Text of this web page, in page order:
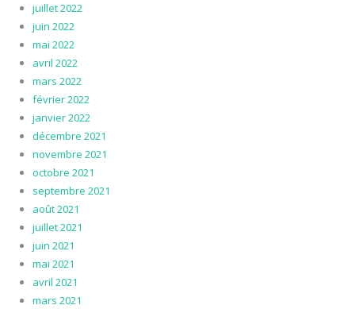
juillet 2022
juin 2022
mai 2022
avril 2022
mars 2022
février 2022
janvier 2022
décembre 2021
novembre 2021
octobre 2021
septembre 2021
août 2021
juillet 2021
juin 2021
mai 2021
avril 2021
mars 2021